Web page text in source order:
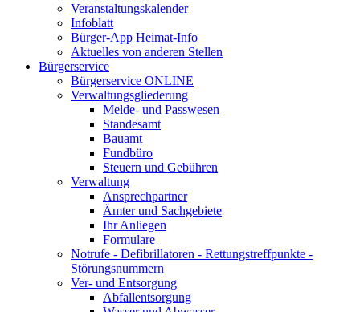
Veranstaltungskalender
Infoblatt
Bürger-App Heimat-Info
Aktuelles von anderen Stellen
Bürgerservice
Bürgerservice ONLINE
Verwaltungsgliederung
Melde- und Passwesen
Standesamt
Bauamt
Fundbüro
Steuern und Gebühren
Verwaltung
Ansprechpartner
Ämter und Sachgebiete
Ihr Anliegen
Formulare
Notrufe - Defibrillatoren - Rettungstreffpunkte -
Störungsnummern
Ver- und Entsorgung
Abfallentsorgung